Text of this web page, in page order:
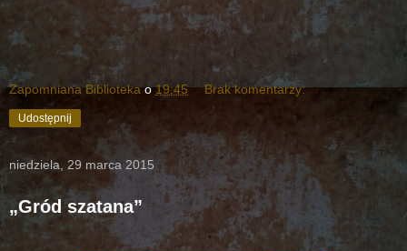
Zapomniana Biblioteka o19:45 Brak komentarzy:
Udostępnij
niedziela, 29 marca 2015
„Gród szatana”